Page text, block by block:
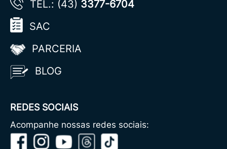
TEL.: (43) 3377-6704
SAC
PARCERIA
BLOG
REDES SOCIAIS
Acompanhe nossas redes sociais: